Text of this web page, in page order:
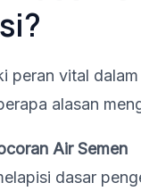
peran vital
alasan
Air Semen
dasar